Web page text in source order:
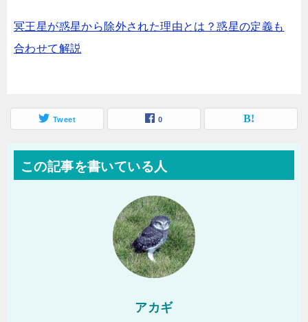
冥王星が惑星から除外された理由とは？惑星の定義も
合わせて解説
Tweet 0
この記事を書いている人
アカギ